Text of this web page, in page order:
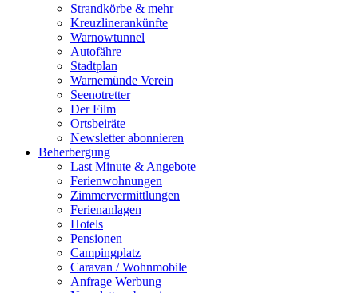
Strandkörbe & mehr
Kreuzlinerankünfte
Warnowtunnel
Autofähre
Stadtplan
Warnemünde Verein
Seenotretter
Der Film
Ortsbeiräte
Newsletter abonnieren
Beherbergung
Last Minute & Angebote
Ferienwohnungen
Zimmervermittlungen
Ferienanlagen
Hotels
Pensionen
Campingplatz
Caravan / Wohnmobile
Anfrage Werbung